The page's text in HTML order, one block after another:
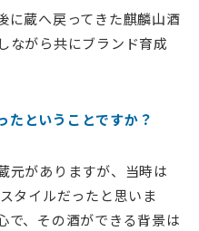
に蔵へ戻ってきた麒麟山酒
ながら共にブランド育成
ということですか？
元がありますが、当時は
タイルだったと思いま
で、その酒ができる背景は